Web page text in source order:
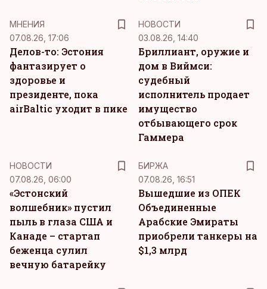
MНЕНИЯ
07.08.26, 17:06
Делов-то: Эстония
фантазирует о
здоровье и
президенте, пока
airBaltic уходит в пике
НОВОСТИ
03.08.26, 14:40
Бриллиант, оружие и
дом в Виймси:
судебный
исполнитель продает
имущество
отбывающего срок
Гаммера
НОВОСТИ
07.08.26, 06:00
«Эстонский
волшебник» пустил
пыль в глаза США и
Канаде – стартап
беженца сулил
вечную батарейку
БИРЖА
07.08.26, 16:51
Вышедшие из ОПЕК
Объединенные
Арабские Эмираты
приобрели танкеры на
$1,3 млрд